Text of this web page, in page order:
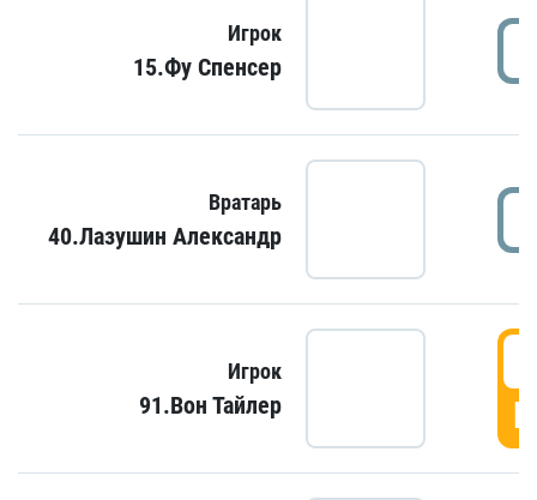
Игрок
15.Фу Спенсер
Вратарь
40.Лазушин Александр
Игрок
91.Вон Тайлер